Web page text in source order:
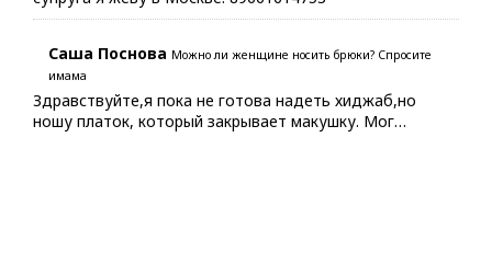
Саша Поснова Можно ли женщине носить брюки? Спросите
имама
Здравствуйте,я пока не готова надеть хиджаб,но
ношу платок, который закрывает макушку. Мог…